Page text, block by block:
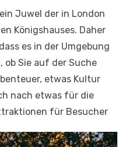
Juwel der in London
Königshauses. Daher
es in der Umgebung
ob Sie auf der Suche
etwas Kultur
nach etwas für die
für Besucher